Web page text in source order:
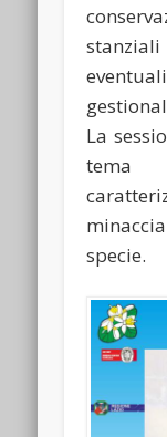
stanziali
La
tema
specie.